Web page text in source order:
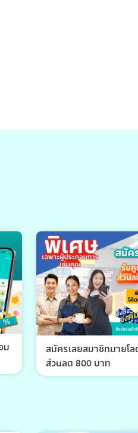
ม
สมัครเลยสมาชิกมายโ
ส่วนลด 800 บาท